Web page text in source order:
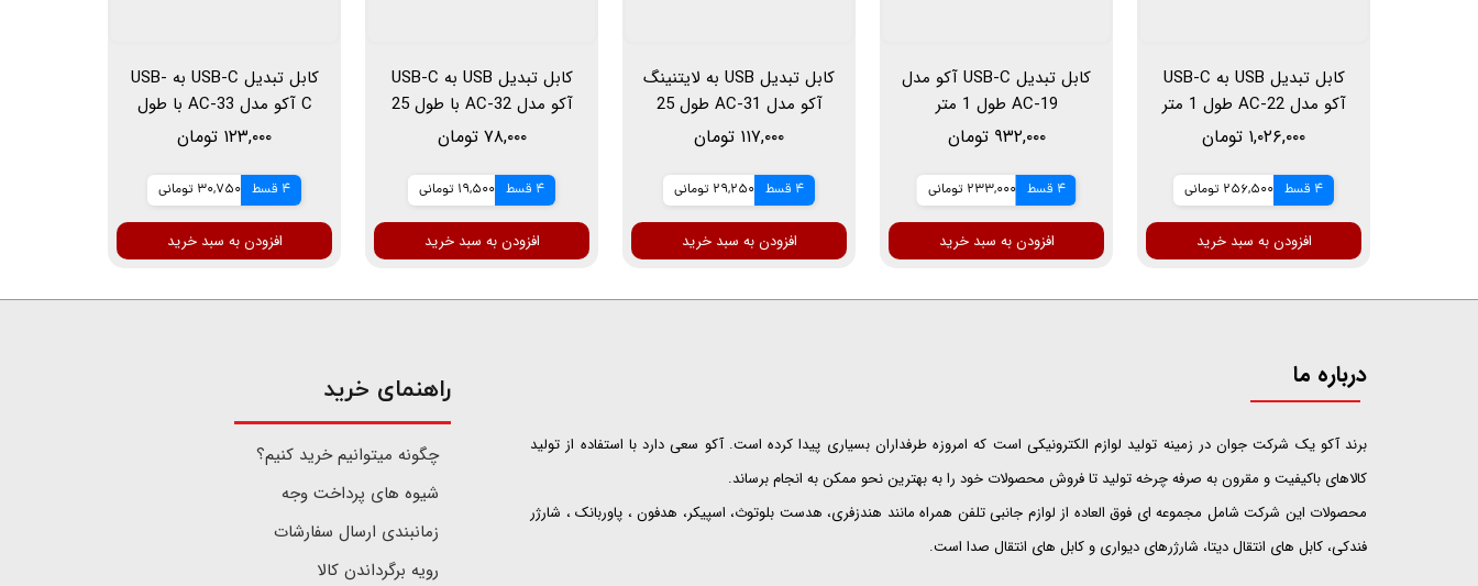
کابل تبدیل USB به USB-C
آکو مدل AC-22 طول 1 متر
۱,۰۲۶,۰۰۰ تومان
4 قسط 256,500 تومانی
افزودن به سبد خرید
کابل تبدیل USB-C آکو مدل
AC-19 طول 1 متر
۹۳۲,۰۰۰ تومان
4 قسط 233,000 تومانی
افزودن به سبد خرید
کابل تبدیل USB به لایتنینگ
آکو مدل AC-31 طول 25
سانتی متر
۱۱۷,۰۰۰ تومان
4 قسط 29,250 تومانی
افزودن به سبد خرید
کابل تبدیل USB به USB-C
آکو مدل AC-32 با طول 25
متر۷۸,۰۰۰ تومان
4 قسط 19,500 تومانی
افزودن به سبد خرید
کابل تبدیل USB-C به USB-
C آکو مدل AC-33 با طول
25 سانتی متر
۱۲۳,۰۰۰ تومان
4 قسط 30,750 تومانی
افزودن به سبد خرید
درباره ما
​​​​​​​برند آکو یک شرکت جوان در زمینه تولید لوازم الکترونیکی است که امروزه طرفداران بسیاری پیدا کرده است. آکو سعی دارد با استفاده از تولید
کالاهای باکیفیت و مقرون به صرفه چرخه تولید تا فروش محصولات خود را به بهترین نحو ممکن به انجام برساند.
محصولات این شرکت شامل مجموعه ای فوق العاده از لوازم جانبی تلفن همراه مانند هندزفری، هدست بلوتوث، اسپیکر، هدفون ، پاوربانک ، شارژر
فندکی، کابل های انتقال دیتا، شارژرهای دیواری و کابل های انتقال صدا است.
​راهنمای خرید
چگونه میتوانیم خرید کنیم؟
شیوه های پرداخت وجه
زمانبندی ارسال سفارشات
رویه برگرداندن کالا